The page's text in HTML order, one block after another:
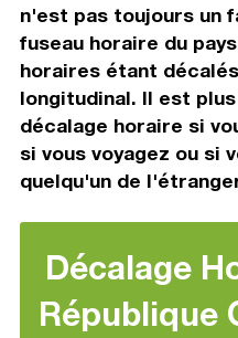
n'est pas toujours un
fuseau horaire du
horaires étant
longitudinal. Il est
décalage horaire si
si vous voyagez ou si
quelqu'un de
Décalage
République